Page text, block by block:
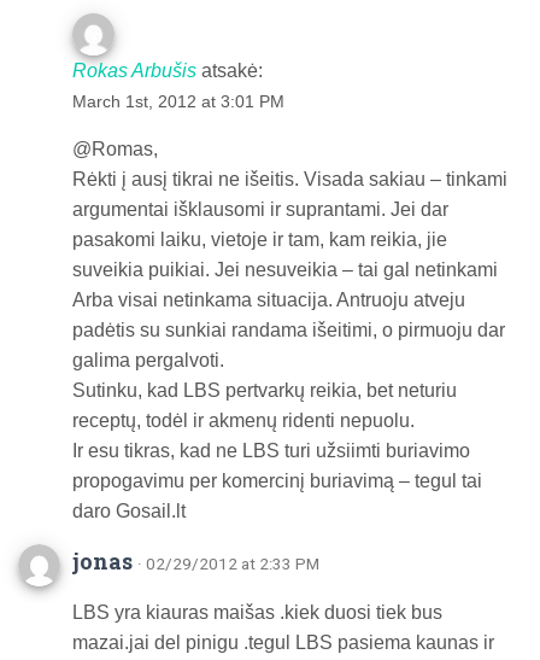
Rokas Arbušis atsakė:
March 1st, 2012 at 3:01 PM
@Romas,
Rėkti į ausį tikrai ne išeitis. Visada sakiau – tinkami
argumentai išklausomi ir suprantami. Jei dar
pasakomi laiku, vietoje ir tam, kam reikia, jie
suveikia puikiai. Jei nesuveikia – tai gal netinkami
Arba visai netinkama situacija. Antruoju atveju
padėtis su sunkiai randama išeitimi, o pirmuoju dar
galima pergalvoti.
Sutinku, kad LBS pertvarkų reikia, bet neturiu
receptų, todėl ir akmenų ridenti nepuolu.
Ir esu tikras, kad ne LBS turi užsiimti buriavimo
propogavimu per komercinį buriavimą – tegul tai
daro Gosail.lt
jonas · 02/29/2012 at 2:33 PM
LBS yra kiauras maišas .kiek duosi tiek bus
mazai.jai del pinigu .tegul LBS pasiema kaunas ir